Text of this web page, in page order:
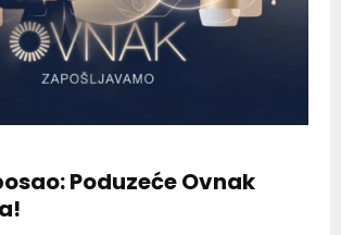
Poduzeće Ovnak